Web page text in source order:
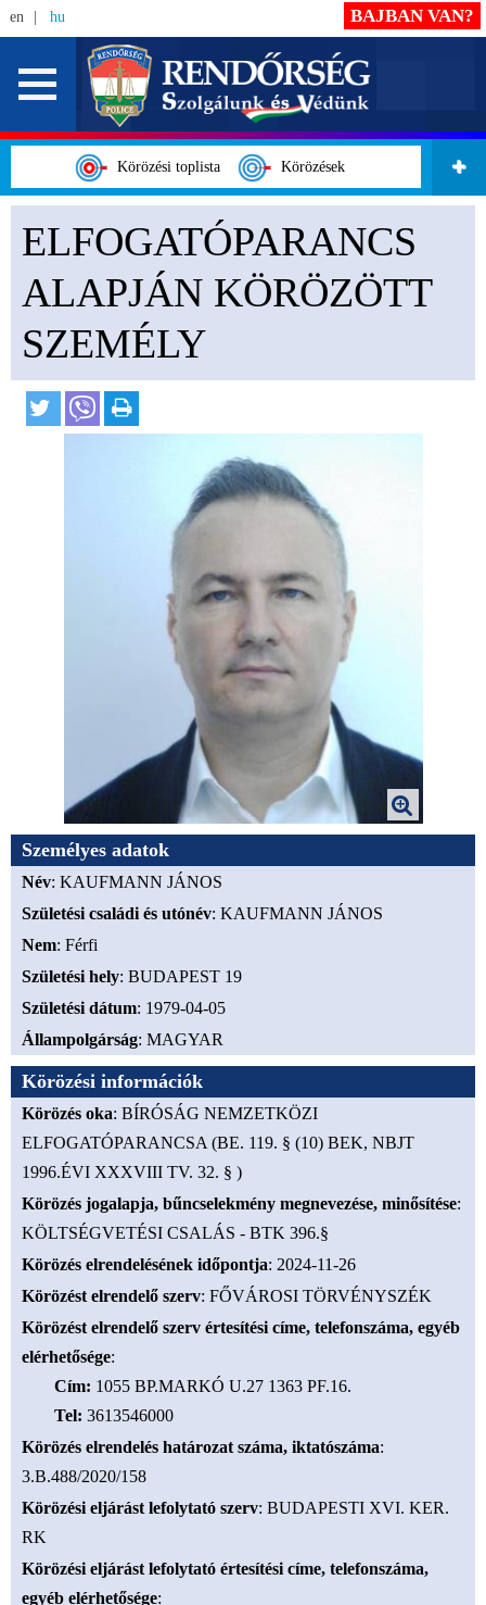
en hu
Körözési toplista Körözések
BAJBAN VAN?
ELFOGATÓPARANCS
ALAPJÁN KÖRÖZÖTT
SZEMÉLY
Személyes adatok
Név: KAUFMANN JÁNOS
Születési családi és utónév: KAUFMANN JÁNOS
Nem: Férfi
Születési hely: BUDAPEST 19
Születési dátum: 1979-04-05
Állampolgárság: MAGYAR
Körözési információk
Körözés oka: BÍRÓSÁG NEMZETKÖZI
ELFOGATÓPARANCSA (BE. 119. § (10) BEK, NBJT
1996.ÉVI XXXVIII TV. 32. § )
Körözés jogalapja, bűncselekmény megnevezése, minősítése:
KÖLTSÉGVETÉSI CSALÁS - BTK 396.§
Körözés elrendelésének időpontja: 2024-11-26
Körözést elrendelő szerv: FŐVÁROSI TÖRVÉNYSZÉK
Körözést elrendelő szerv értesítési címe, telefonszáma, egyéb
elérhetősége:
Cím: 1055 BP.MARKÓ U.27 1363 PF.16.
Tel: 3613546000
Körözés elrendelés határozat száma, iktatószáma:
3.B.488/2020/158
Körözési eljárást lefolytató szerv: BUDAPESTI XVI. KER.
RK
Körözési eljárást lefolytató értesítési címe, telefonszáma,
egyéb elérhetősége: